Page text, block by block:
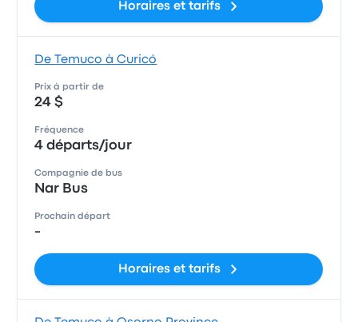
Horaires et tarifs
De Temuco à Curicó
Prix à partir de
24 $
Fréquence
4 départs/jour
Compagnie de bus
Nar Bus
Prochain départ
-
Horaires et tarifs